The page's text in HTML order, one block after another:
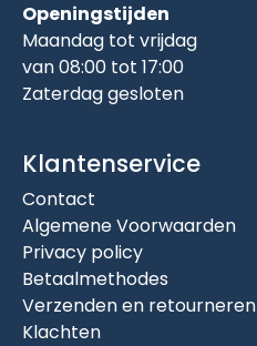
Openingstijden
Maandag tot vrijdag
van 08:00 tot 17:00
Zaterdag gesloten
Klantenservice
Contact
Algemene Voorwaarden
Privacy policy
Betaalmethodes
Verzenden en retourneren
Klachten